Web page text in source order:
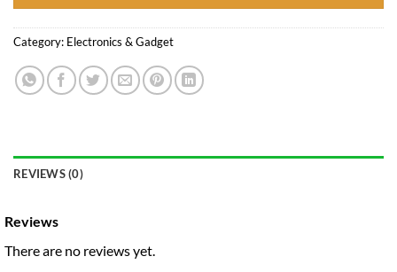
Category: Electronics & Gadget
REVIEWS (0)
Reviews
There are no reviews yet.